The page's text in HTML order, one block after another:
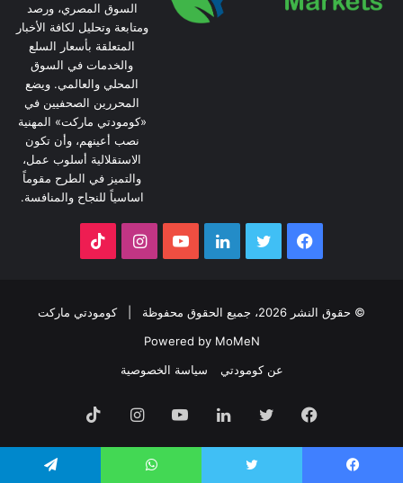
السوق المصري، ورصد
ومتابعة وتحليل لكافة الأخبار
المتعلقة بأسعار السلع
والخدمات في السوق
المحلي والعالمي. ويضع
المحررين الصحفيين في
«كومودتي ماركت» المهنية
نصب أعينهم، وأن تكون
الاستقلالية أسلوب عمل،
والتميز في الطرح مقوماً
اساسياً للنجاح والمنافسة.
فيسبوك تويتر لينكدإنيوتيوبانستقرام
© حقوق النشر 2026، جميع الحقوق محفوظة |
كومودتي ماركت
Powered by MoMeN
عن كومودتي
سياسة الخصوصية
فيسبوك تويتر لينكدإنيوتيوبانستقرام